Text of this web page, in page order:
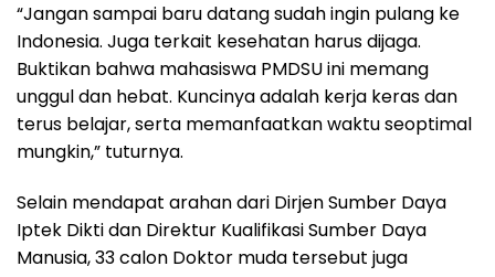
“Jangan sampai baru datang sudah ingin pulang ke
Indonesia. Juga terkait kesehatan harus dijaga.
Buktikan bahwa mahasiswa PMDSU ini memang
unggul dan hebat. Kuncinya adalah kerja keras dan
terus belajar, serta memanfaatkan waktu seoptimal
mungkin,” tuturnya.
Selain mendapat arahan dari Dirjen Sumber Daya
Iptek Dikti dan Direktur Kualifikasi Sumber Daya
Manusia, 33 calon Doktor muda tersebut juga